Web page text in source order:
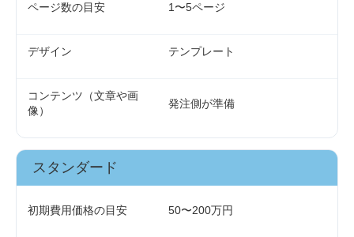
ページ数の目安 1〜5ページ
デザイン テンプレート
コンテンツ（文章や画
像）
発注側が準備
スタンダード
初期費用価格の目安 50〜200万円